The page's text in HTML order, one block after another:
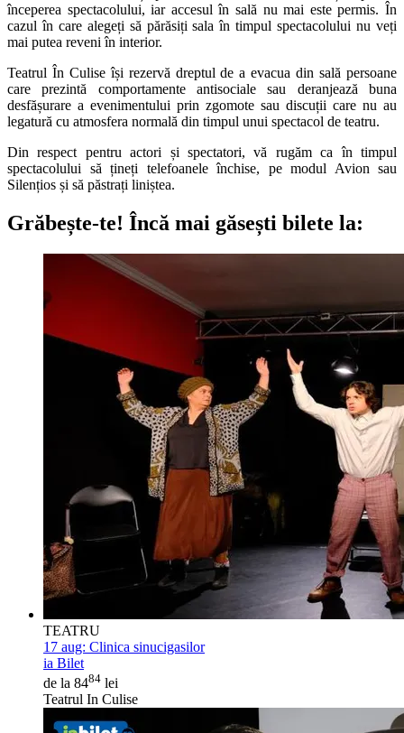
începerea spectacolului, iar accesul în sală nu mai este permis. În
cazul în care alegeți să părăsiți sala în timpul spectacolului nu veți
mai putea reveni în interior.
Teatrul În Culise își rezervă dreptul de a evacua din sală persoane
care prezintă comportamente antisociale sau deranjează buna
desfășurare a evenimentului prin zgomote sau discuții care nu au
legatură cu atmosfera normală din timpul unui spectacol de teatru.
Din respect pentru actori și spectatori, vă rugăm ca în timpul
spectacolului să țineți telefoanele închise, pe modul Avion sau
Silențios și să păstrați liniștea.
Grăbește-te! Încă mai găsești bilete la:
TEATRU
17 aug: Clinica sinucigasilor
ia Bilet
de la 8484 lei
Teatrul In Culise